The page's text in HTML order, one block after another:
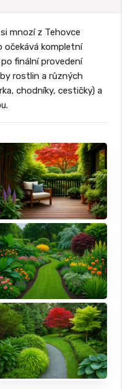
mnozí z Tehovce
očekává kompletní
finální provedení
rostlin a různých
chodníky, cestičky) a